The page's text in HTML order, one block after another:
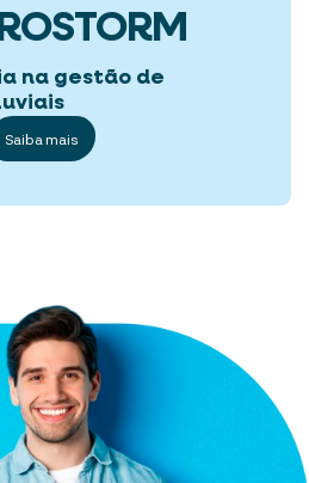
na gestão de
Saiba mais